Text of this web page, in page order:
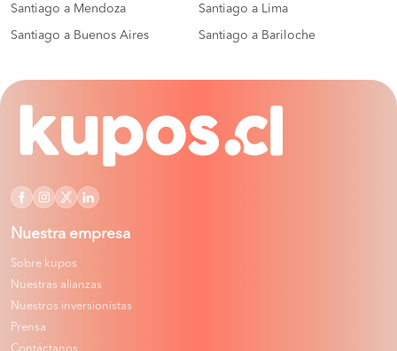
Santiago a Mendoza Santiago a Lima
Santiago a Buenos Aires Santiago a Bariloche
Nuestra empresa
Sobre kupos
Nuestras alianzas
Nuestros inversionistas
Prensa
Contáctanos